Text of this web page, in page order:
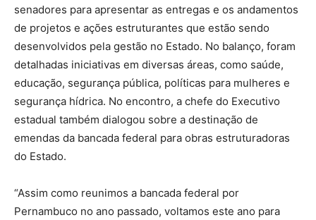
senadores para apresentar as entregas e os andamentos
de projetos e ações estruturantes que estão sendo
desenvolvidos pela gestão no Estado. No balanço, foram
detalhadas iniciativas em diversas áreas, como saúde,
educação, segurança pública, políticas para mulheres e
segurança hídrica. No encontro, a chefe do Executivo
estadual também dialogou sobre a destinação de
emendas da bancada federal para obras estruturadoras
do Estado.
“Assim como reunimos a bancada federal por
Pernambuco no ano passado, voltamos este ano para